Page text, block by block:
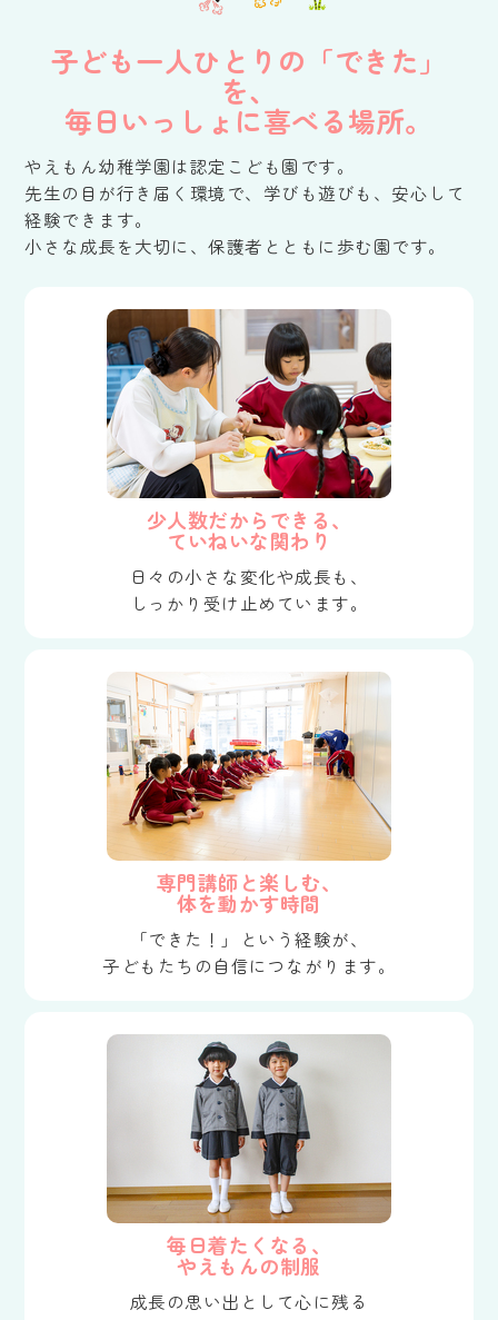
子ども一人ひとりの「できた」
を、
毎日いっしょに喜べる場所。
やえもん幼稚学園は認定こども園です。
先生の目が行き届く環境で、学びも遊びも、安心して
経験できます。
小さな成長を大切に、保護者とともに歩む園です。
少人数だからできる、
ていねいな関わり
日々の小さな変化や成長も、
しっかり受け止めています。
専門講師と楽しむ、
体を動かす時間
「できた！」という経験が、
子どもたちの自信につながります。
毎日着たくなる、
やえもんの制服
成長の思い出として心に残る